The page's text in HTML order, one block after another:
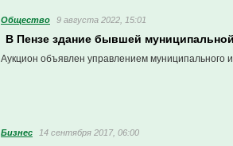
Общество 9 августа 2022, 15:01
В Пензе здание бывшей
Аукцион объявлен управлением муниципального
Бизнес 14 сентября 2017, 06:00